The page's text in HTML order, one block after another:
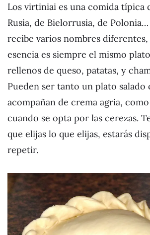
Los virtiniai es una comida típica
Rusia, de Bielorrusia, de
recibe varios nombres
esencia es siempre el mismo
rellenos de queso, patatas, y
Pueden ser tanto un plato salado
acompañan de crema agria,
cuando se opta por las cerezas.
que elijas lo que elijas, estarás
repetir.